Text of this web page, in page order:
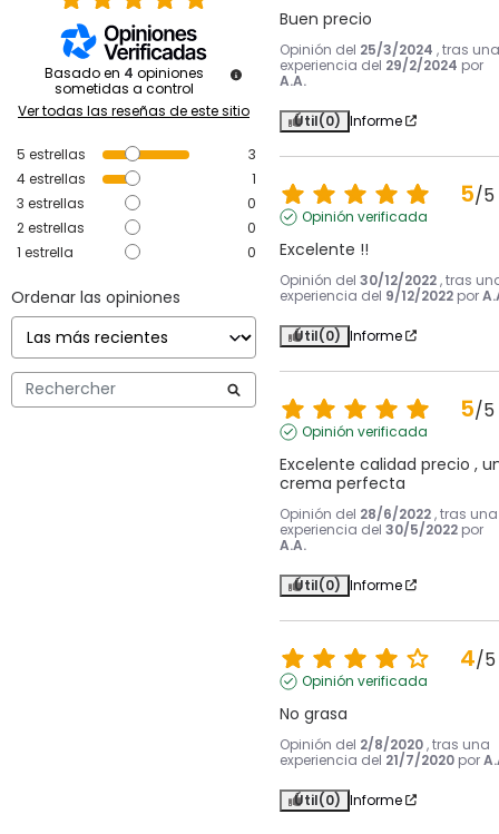
Basado en 4 opiniones
sometidas a control
Ver todas las reseñas de este sitio
5 estrellas
3
4estrellas
1
3 estrellas
0
2estrellas
0
1 estrella 0
Ordenar las opiniones
Buen precio
Opinión del 25/3/2024 , tras una
experiencia del 29/2/2024 por
A.A.
Útil(0) Informe
5/5
Opinión verificada
Excelente !!
Opinión del 30/12/2022 , tras
experiencia del 9/12/2022 por
Útil(0) Informe
5/5
Opinión verificada
Excelente calidad precio ,
crema perfecta
Opinión del 28/6/2022 , tras una
experiencia del 30/5/2022 por
A.A.
Útil(0) Informe
4/5
Opinión verificada
No grasa
Opinión del 2/8/2020 , tras una
experiencia del 21/7/2020 por
Útil(0) Informe